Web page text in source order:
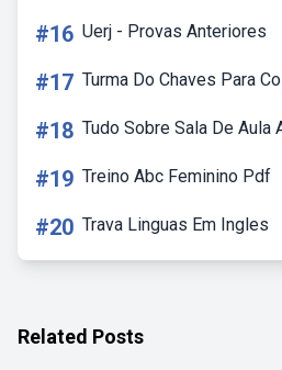
#16 Uerj - Provas Anteriores
#17 Turma Do Chaves Para
#18 Tudo Sobre Sala De Aula
#19 Treino Abc Feminino Pdf
#20 Trava Linguas Em Ingles
Related Posts